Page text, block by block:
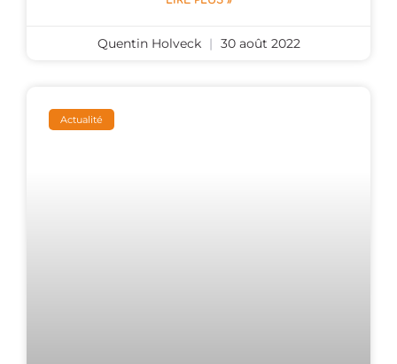
Quentin Holveck 30 août 2022
Actualité